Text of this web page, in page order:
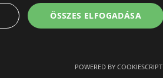
ÚJSÁGOK: 0
247,93 kmÖSSZES ELFOGADÁSA
POWERED BY COOKIESCRIPT